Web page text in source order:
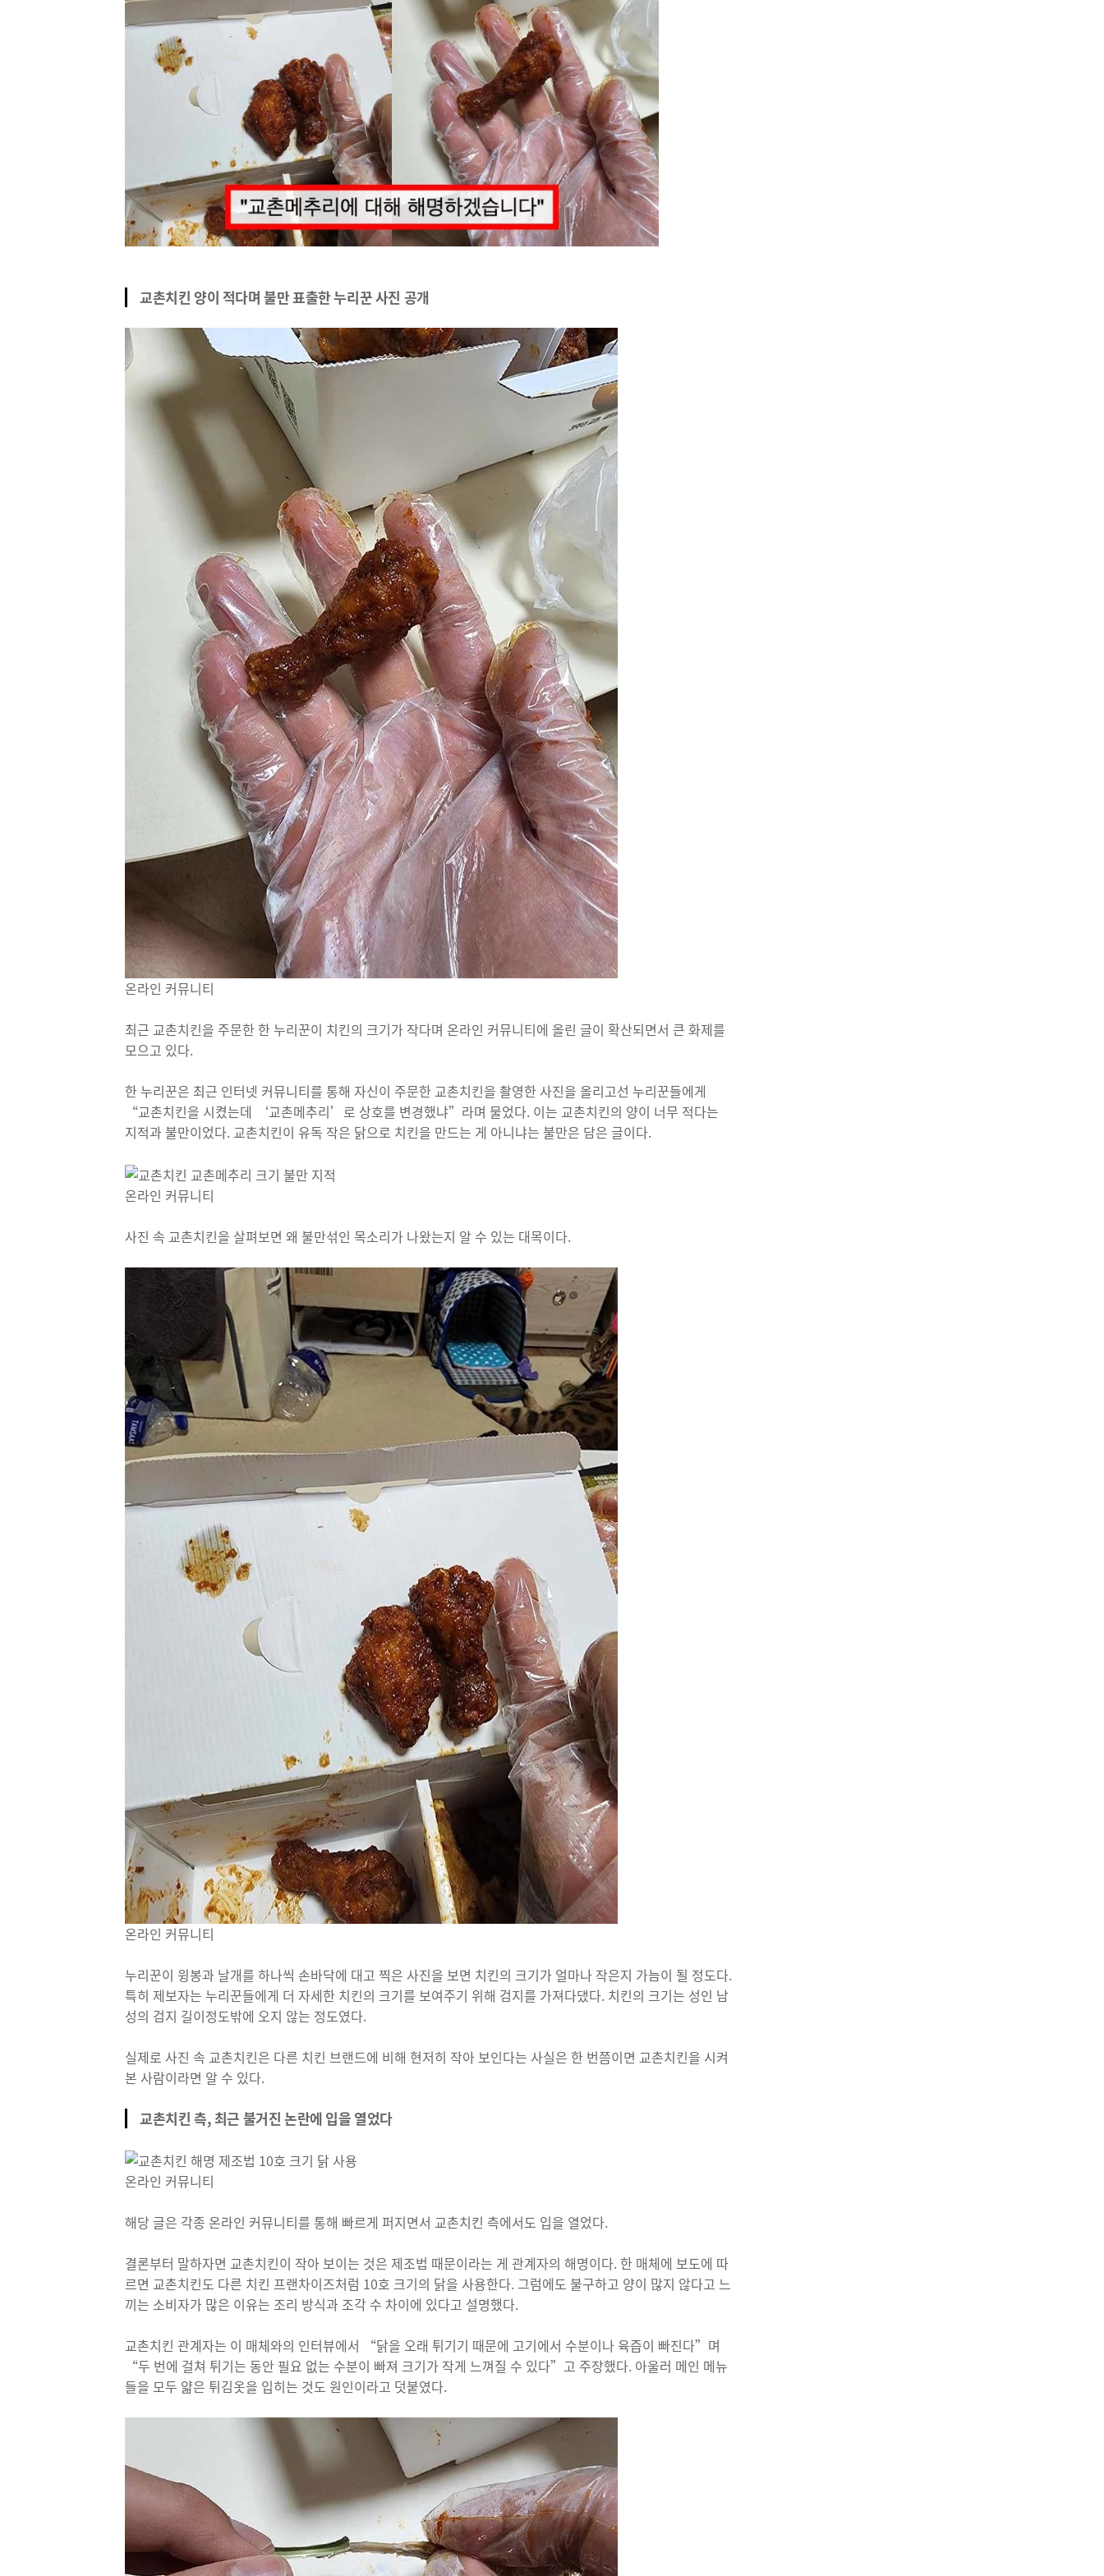
교촌치킨 양이 적다며 불만 표출한 누리꾼 사진 공개
온라인 커뮤니티
최근 교촌치킨을 주문한 한 누리꾼이 치킨의 크기가 작다며 온라인 커뮤니티에 올린 글이 확산되면서 큰 화제를
모으고 있다.
한 누리꾼은 최근 인터넷 커뮤니티를 통해 자신이 주문한 교촌치킨을 촬영한 사진을 올리고선 누리꾼들에게
“교촌치킨을 시켰는데 ‘교촌메추리’로 상호를 변경했냐”라며 물었다. 이는 교촌치킨의 양이 너무 적다는
지적과 불만이었다. 교촌치킨이 유독 작은 닭으로 치킨을 만드는 게 아니냐는 불만은 담은 글이다.
온라인 커뮤니티
사진 속 교촌치킨을 살펴보면 왜 불만섞인 목소리가 나왔는지 알 수 있는 대목이다.
온라인 커뮤니티
누리꾼이 윙봉과 날개를 하나씩 손바닥에 대고 찍은 사진을 보면 치킨의 크기가 얼마나 작은지 가늠이 될 정도다.
특히 제보자는 누리꾼들에게 더 자세한 치킨의 크기를 보여주기 위해 검지를 가져다댔다. 치킨의 크기는 성인 남
성의 검지 길이정도밖에 오지 않는 정도였다.
실제로 사진 속 교촌치킨은 다른 치킨 브랜드에 비해 현저히 작아 보인다는 사실은 한 번쯤이면 교촌치킨을 시켜
본 사람이라면 알 수 있다.
교촌치킨 측, 최근 불거진 논란에 입을 열었다
온라인 커뮤니티
해당 글은 각종 온라인 커뮤니티를 통해 빠르게 퍼지면서 교촌치킨 측에서도 입을 열었다.
결론부터 말하자면 교촌치킨이 작아 보이는 것은 제조법 때문이라는 게 관계자의 해명이다. 한 매체에 보도에 따
르면 교촌치킨도 다른 치킨 프랜차이즈처럼 10호 크기의 닭을 사용한다. 그럼에도 불구하고 양이 많지 않다고 느
끼는 소비자가 많은 이유는 조리 방식과 조각 수 차이에 있다고 설명했다.
교촌치킨 관계자는 이 매체와의 인터뷰에서 “닭을 오래 튀기기 때문에 고기에서 수분이나 육즙이 빠진다”며
“두 번에 걸쳐 튀기는 동안 필요 없는 수분이 빠져 크기가 작게 느껴질 수 있다”고 주장했다. 아울러 메인 메뉴
들을 모두 얇은 튀김옷을 입히는 것도 원인이라고 덧붙였다.